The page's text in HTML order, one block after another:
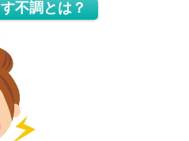
不調とは？